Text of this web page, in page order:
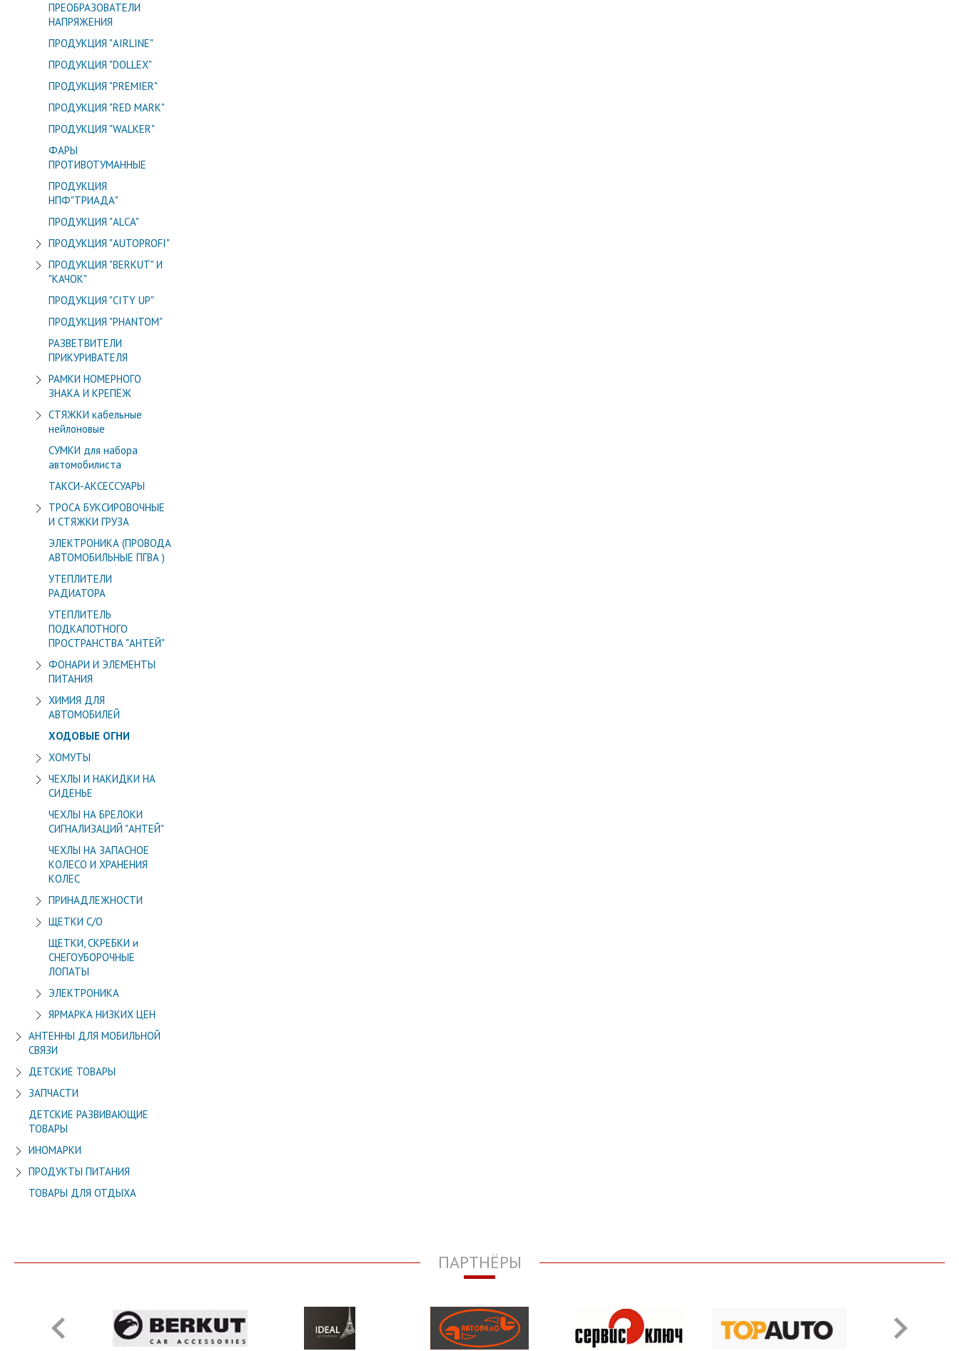
ПРЕОБРАЗОВАТЕЛИ
НАПРЯЖЕНИЯ
ПРОДУКЦИЯ "AIRLINE"
ПРОДУКЦИЯ "DOLLEX"
ПРОДУКЦИЯ "PREMIER"
ПРОДУКЦИЯ "RED MARK"
ПРОДУКЦИЯ "WALKER"
ФАРЫ
ПРОТИВОТУМАННЫЕ
ПРОДУКЦИЯ
НПФ"ТРИАДА"
ПРОДУКЦИЯ "ALСA"
ПРОДУКЦИЯ "AUTOPROFI"
ПРОДУКЦИЯ "BERKUT" И
"КАЧОК"
ПРОДУКЦИЯ "CITY UP"
ПРОДУКЦИЯ "PHANTOM"
РАЗВЕТВИТЕЛИ
ПРИКУРИВАТЕЛЯ
РАМКИ НОМЕРНОГО
ЗНАКА И КРЕПЁЖ
СТЯЖКИ кабельные
нейлоновые
СУМКИ для набора
автомобилиста
ТАКСИ-АКСЕССУАРЫ
ТРОСА БУКСИРОВОЧНЫЕ
И СТЯЖКИ ГРУЗА
ЭЛЕКТРОНИКА (ПРОВОДА
АВТОМОБИЛЬНЫЕ ПГВА )
УТЕПЛИТЕЛИ
РАДИАТОРА
УТЕПЛИТЕЛЬ
ПОДКАПОТНОГО
ПРОСТРАНСТВА "АНТЕЙ"
ФОНАРИ И ЭЛЕМЕНТЫ
ПИТАНИЯ
ХИМИЯ ДЛЯ
АВТОМОБИЛЕЙ
ХОДОВЫЕ ОГНИ
ХОМУТЫ
ЧЕХЛЫ И НАКИДКИ НА
СИДЕНЬЕ
ЧЕХЛЫ НА БРЕЛОКИ
СИГНАЛИЗАЦИЙ "АНТЕЙ"
ЧЕХЛЫ НА ЗАПАСНОЕ
КОЛЕСО И ХРАНЕНИЯ
КОЛЕС
ПРИНАДЛЕЖНОСТИ
ЩЕТКИ С/О
ЩЕТКИ, СКРЕБКИ и
СНЕГОУБОРОЧНЫЕ
ЛОПАТЫ
ЭЛЕКТРОНИКА
ЯРМАРКА НИЗКИХ ЦЕН
АНТЕННЫ ДЛЯ МОБИЛЬНОЙ
СВЯЗИ
ДЕТСКИЕ ТОВАРЫ
ЗАПЧАСТИ
ДЕТСКИЕ РАЗВИВАЮЩИЕ
ТОВАРЫ
ИНОМАРКИ
ПРОДУКТЫ ПИТАНИЯ
ТОВАРЫ ДЛЯ ОТДЫХА
ПАРТНЁРЫ